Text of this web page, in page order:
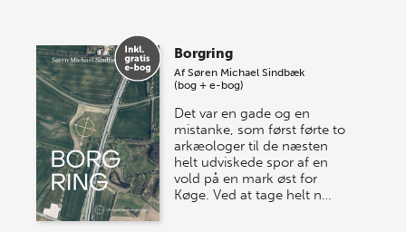
Borgring
AfSøren Michael Sindbæk
(bog + e-bog)
Det var en gade og en
mistanke, som først førte to
arkæologer til de næsten
helt udviskede spor af en
vold på en mark øst for
Køge. Ved at tage helt n…